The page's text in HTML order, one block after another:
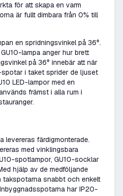
för att skapa en varm
är fullt dimbara från 0% till
en spridningsvinkel på 36°.
lampa anger hur brett
på 36° innebär att när
i taket sprider de ljuset
LED-lampor med en
främst i alla rum i
levereras färdigmonterade.
med vinklingsbara
spotlampor, GU10-socklar
hjälp av de medföljande
takspotarna snabbt och enkelt
har IP20-